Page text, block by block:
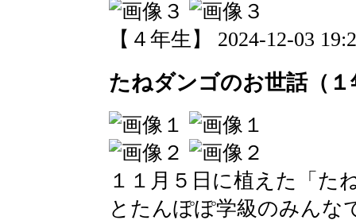
【４年生】 2024-12-03
たねダンゴのお世話（
１１月５日に植えた「た
とたんぽぽ学級のみんな